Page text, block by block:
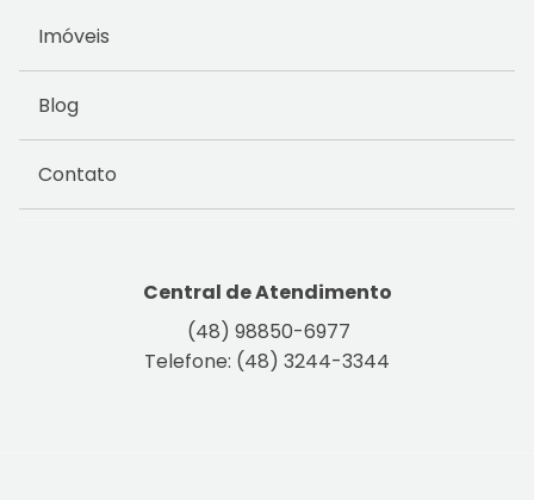
Imóveis
Blog
Contato
Central de Atendimento
(48) 98850-6977
Telefone: (48) 3244-3344